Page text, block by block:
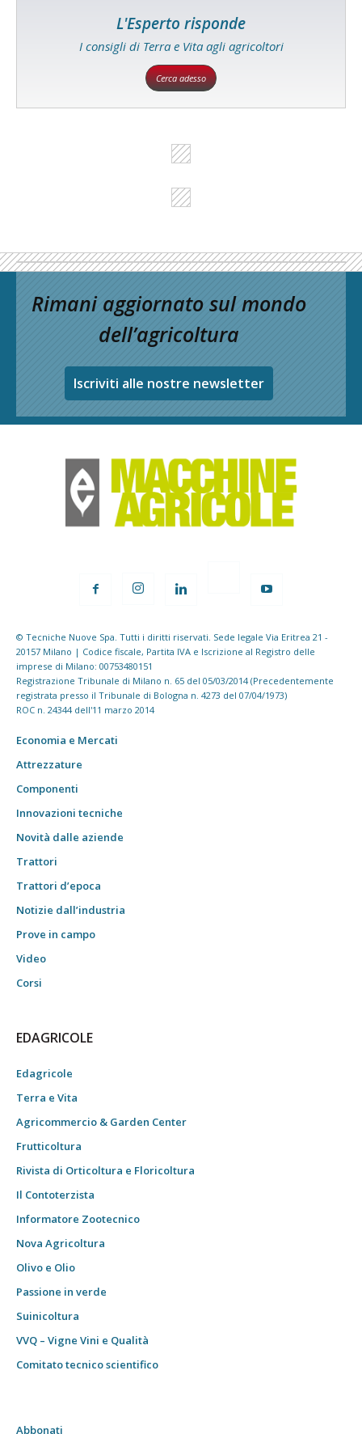
L'Esperto risponde
I consigli di Terra e Vita agli agricoltori
Cerca adesso
Rimani aggiornato sul mondo
dell’agricoltura
Iscriviti alle nostre newsletter
© Tecniche Nuove Spa. Tutti i diritti riservati. Sede legale Via Eritrea 21 -
20157 Milano | Codice fiscale, Partita IVA e Iscrizione al Registro delle
imprese di Milano: 00753480151
Registrazione Tribunale di Milano n. 65 del 05/03/2014 (Precedentemente
registrata presso il Tribunale di Bologna n. 4273 del 07/04/1973)
ROC n. 24344 dell'11 marzo 2014
Economia e Mercati
Attrezzature
Componenti
Innovazioni tecniche
Novità dalle aziende
Trattori
Trattori d’epoca
Notizie dall’industria
Prove in campo
Video
Corsi
EDAGRICOLE
Edagricole
Terra e Vita
Agricommercio & Garden Center
Frutticoltura
Rivista di Orticoltura e Floricoltura
Il Contoterzista
Informatore Zootecnico
Nova Agricoltura
Olivo e Olio
Passione in verde
Suinicoltura
VVQ – Vigne Vini e Qualità
Comitato tecnico scientifico
Abbonati